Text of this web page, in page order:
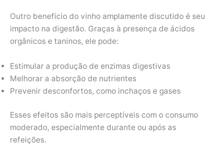
Outro benefício do vinho amplamente discutido é seu
impacto na digestão. Graças à presença de ácidos
orgânicos e taninos, ele pode:
Estimular a produção de enzimas digestivas
Melhorar a absorção de nutrientes
Prevenir desconfortos, como inchaços e gases
Esses efeitos são mais perceptíveis com o consumo
moderado, especialmente durante ou após as
refeições.